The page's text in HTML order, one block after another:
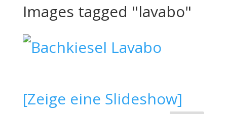
Images tagged "lavabo"
[Zeige eine Slideshow]